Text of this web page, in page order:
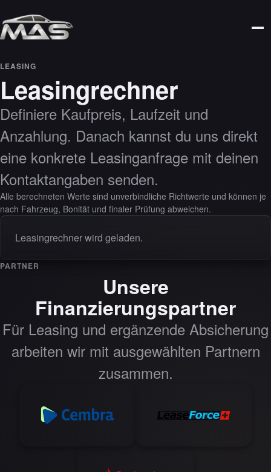
LEASING
Leasingrechner
Definiere Kaufpreis, Laufzeit und
Anzahlung. Danach kannst du uns direkt
eine konkrete Leasinganfrage mit deinen
Kontaktangaben senden.
Alle berechneten Werte sind unverbindliche Richtwerte und können je
nach Fahrzeug, Bonität und finaler Prüfung abweichen.
Leasingrechner wird geladen.
PARTNER
Unsere
Finanzierungspartner
Für Leasing und ergänzende Absicherung
arbeiten wir mit ausgewählten Partnern
zusammen.